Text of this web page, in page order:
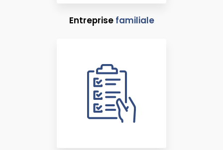
Entreprise familiale